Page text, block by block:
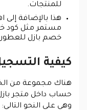
للمنتجات.
هذا بالإضافة
خصم بازل للعطور
كيفية
هناك مجموعة من
حساب داخل متجر
وهي على النحو التالي: